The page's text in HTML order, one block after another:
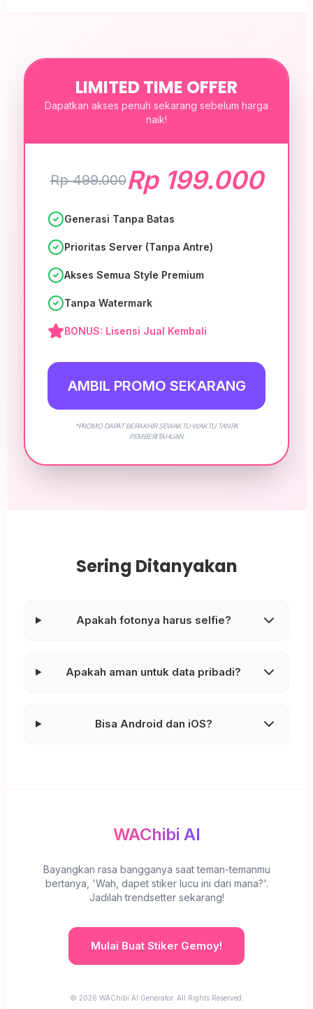
LIMITED TIME OFFER
Dapatkan akses penuh sekarang sebelum harga
naik!
Rp 499.000Rp 199.000
Generasi Tanpa Batas
Prioritas Server (Tanpa Antre)
Akses Semua Style Premium
Tanpa Watermark
BONUS: Lisensi Jual Kembali
AMBIL PROMO SEKARANG
*PROMO DAPAT BERAKHIR SEWAKTU-WAKTU TANPA
PEMBERITAHUAN
Sering Ditanyakan
Apakah fotonya harus selfie?
Apakah aman untuk data pribadi?
Bisa Android dan iOS?
WAChibi AI
Bayangkan rasa bangganya saat teman-temanmu
bertanya, 'Wah, dapet stiker lucu ini dari mana?'.
Jadilah trendsetter sekarang!
Mulai Buat Stiker Gemoy!
© 2026 WAChibi AI Generator. All Rights Reserved.